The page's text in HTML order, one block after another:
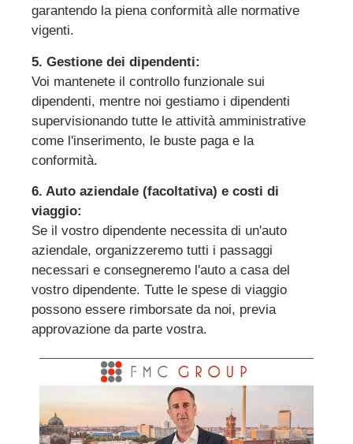
garantendo la piena conformità alle normative
vigenti.
5. Gestione dei dipendenti:
Voi mantenete il controllo funzionale sui
dipendenti, mentre noi gestiamo i dipendenti
supervisionando tutte le attività amministrative
come l'inserimento, le buste paga e la
conformità.
6. Auto aziendale (facoltativa) e costi di
viaggio:
Se il vostro dipendente necessita di un'auto
aziendale, organizzeremo tutti i passaggi
necessari e consegneremo l'auto a casa del
vostro dipendente. Tutte le spese di viaggio
possono essere rimborsate da noi, previa
approvazione da parte vostra.